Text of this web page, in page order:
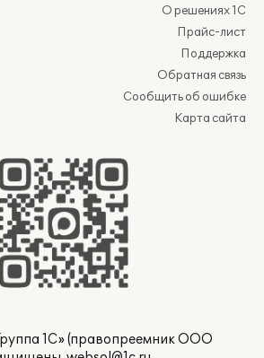
О решениях 1С
Прайс-лист
Поддержка
Обратная связь
Сообщить об ошибке
Карта сайта
1С» (правопреемник ООО